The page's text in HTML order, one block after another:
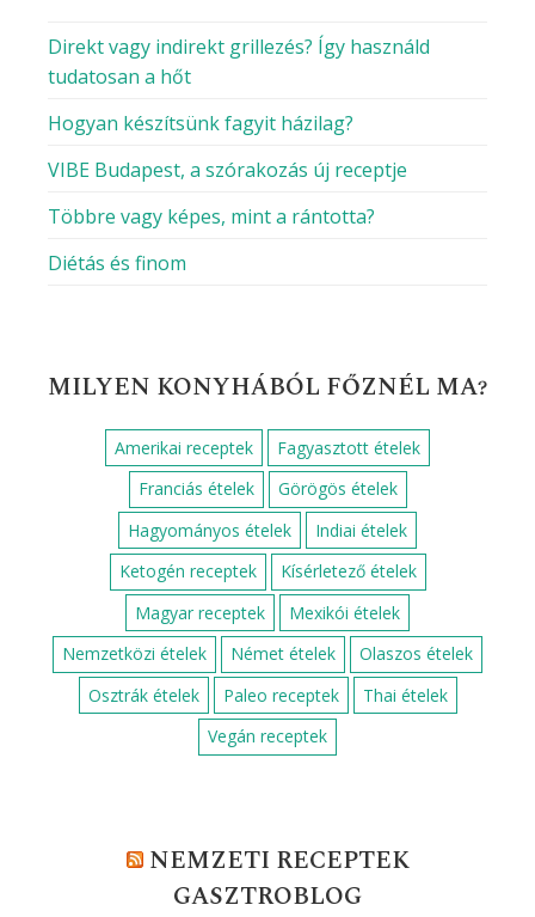
Direkt vagy indirekt grillezés? Így használd
tudatosan a hőt
Hogyan készítsünk fagyit házilag?
VIBE Budapest, a szórakozás új receptje
Többre vagy képes, mint a rántotta?
Diétás és finom
MILYEN KONYHÁBÓL FŐZNÉL MA?
Amerikai receptek
Fagyasztott ételek
Franciás ételek
Görögös ételek
Hagyományos ételek
Indiai ételek
Ketogén receptek
Kísérletező ételek
Magyar receptek
Mexikói ételek
Nemzetközi ételek
Német ételek
Olaszos ételek
Osztrák ételek
Paleo receptek
Thai ételek
Vegán receptek
NEMZETI RECEPTEK
GASZTROBLOG